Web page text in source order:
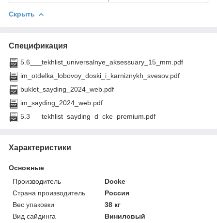
Скрыть
Спецификация
5.6___tekhlist_universalnye_aksessuary_15_mm.pdf
im_otdelka_lobovoy_doski_i_karniznykh_svesov.pdf
buklet_sayding_2024_web.pdf
im_sayding_2024_web.pdf
5.3___tekhlist_sayding_d_cke_premium.pdf
Характеристики
Основные
Производитель
Docke
Страна производитель
Россия
Вес упаковки
38 кг
Вид сайдинга
Виниловый